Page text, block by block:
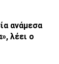
ανάμεσα
λέει ο